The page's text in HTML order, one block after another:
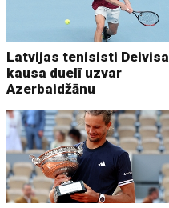
Latvijas tenisisti Deivisa
kausa duelī uzvar
Azerbaidžānu